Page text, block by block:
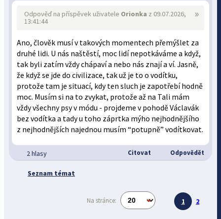
»
Odpověď na příspěvek uživatele Orionka z 09.07.2026,
13:41:44
Ano, člověk musí v takových momentech přemýšlet za
druhé lidi. U nás naštěstí, moc lidí nepotkáváme a když,
tak byli zatím vždy chápaví a nebo nás znají a ví. Jasně,
že když se jde do civilizace, tak už je to o vodítku,
protože tam je situací, kdy ten sluch je zapotřebí hodně
moc. Musím si na to zvykat, protože až na Tali mám
vždy všechny psy v módu - projdeme v pohodě Václavák
bez vodítka a tady u toho záprtka mýho nejhodnějšího
z nejhodnějších najednou musím “potupně” vodítkovat.
2 hlasy Citovat Odpovědět
Seznam témat
Na stránce: 1 2